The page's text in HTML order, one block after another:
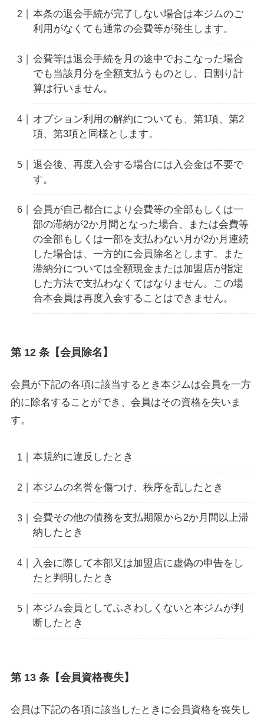
本条の退会手続が完了しない場合は本ジムのご
利用がなくても通常の会費等が発生します。
会費等は退会手続を月の途中でおこなった場合
でも当該月分を全額支払うものとし、日割り計
算は行いません。
オプション利用の解約についても、第1項、第2
項、第3項と同様とします。
退会後、再度入会する場合には入会金は不要で
す。
会員が自己都合により会費等の全部もしくは一
部の滞納が2か月間となった場合、または会費等
の全部もしくは一部を支払わない月が2か月連続
した場合は、一方的に会員除名とします。また
滞納分については全額現金または加盟店が指定
した方法で支払わなくてはなりません。この場
合本会員は再度入会することはできません。
第 12 条【会員除名】
会員が下記の各項に該当するとき本ジムは会員を一方
的に除名することができ、会員はその資格を失いま
す。
本規約に違反したとき
本ジムの名誉を傷つけ、秩序を乱したとき
会費その他の債務を支払期限から2か月間以上滞
納したとき
入会に際して本部又は加盟店に虚偽の申告をし
たと判明したとき
本ジム会員としてふさわしくないと本ジムが判
断したとき
第 13 条【会員資格喪失】
会員は下記の各項に該当したときに会員資格を喪失し